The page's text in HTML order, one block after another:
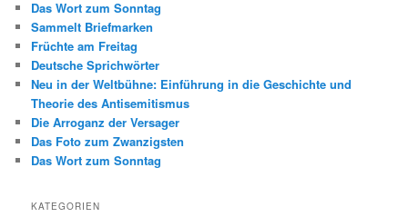
Das Wort zum Sonntag
Sammelt Briefmarken
Früchte am Freitag
Deutsche Sprichwörter
Neu in der Weltbühne: Einführung in die Geschichte und
Theorie des Antisemitismus
Die Arroganz der Versager
Das Foto zum Zwanzigsten
Das Wort zum Sonntag
KATEGORIEN